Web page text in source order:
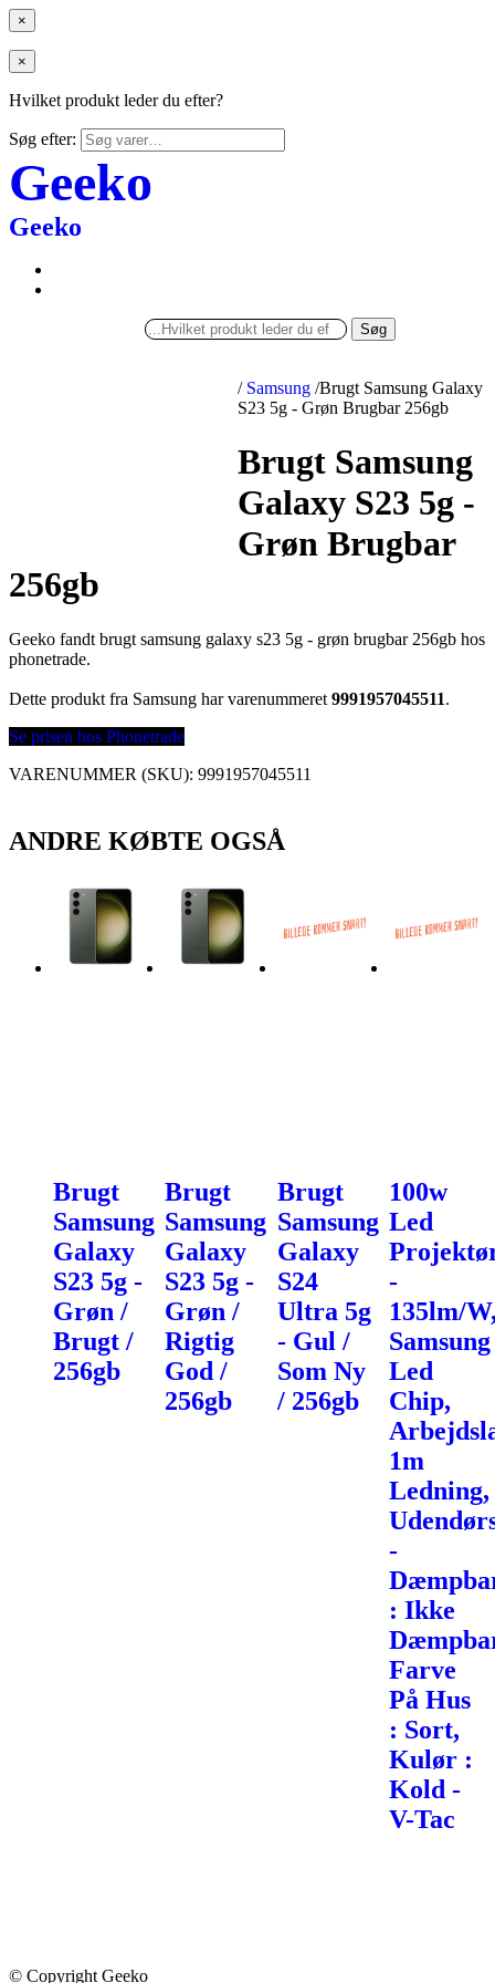
×
×
Hvilket produkt leder du efter?
Søg efter:
Geeko
Geeko
Søg
/ Samsung /Brugt Samsung Galaxy
S23 5g - Grøn Brugbar 256gb
Brugt Samsung
Galaxy S23 5g -
Grøn Brugbar
256gb
Geeko fandt brugt samsung galaxy s23 5g - grøn brugbar 256gb hos
phonetrade.
Dette produkt fra Samsung har varenummeret 9991957045511.
Se prisen hos Phonetrade
VARENUMMER (SKU): 9991957045511
ANDRE KØBTE OGSÅ
Brugt
Samsung
Galaxy
S23 5g -
Grøn /
Brugt /
256gb
Brugt
Samsung
Galaxy
S23 5g -
Grøn /
Rigtig
God /
256gb
Brugt
Samsung
Galaxy
S24
Ultra 5g
- Gul /
Som Ny
/ 256gb
100w
Led
-
135lm/
Samsung
Led
Chip,
1m
Ledning,
-
: Ikke
Farve
På Hus
: Sort,
Kulør :
Kold -
V-Tac
© Copyright Geeko